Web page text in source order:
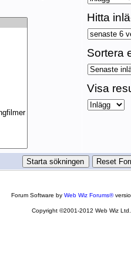
Hitta
Sortera
Visa
Forum Software byWeb Wiz Forums®
Copyright ©2001-2012 Web Wiz Ltd.